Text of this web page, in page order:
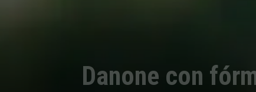
Danone con